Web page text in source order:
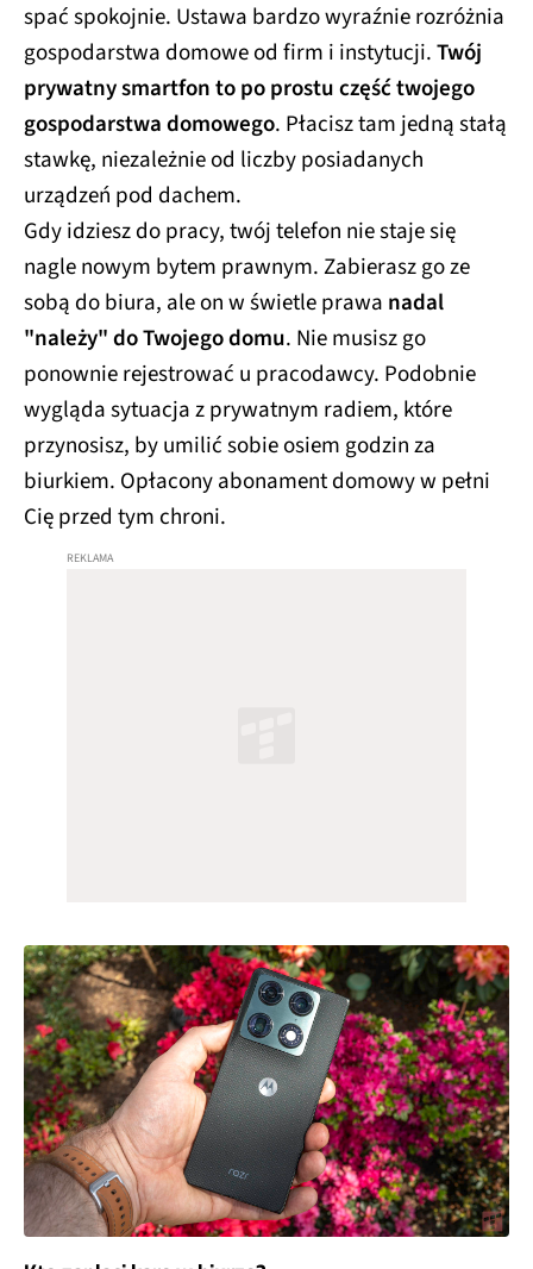
spać spokojnie. Ustawa bardzo wyraźnie rozróżnia
gospodarstwa domowe od firm i instytucji.Twój
prywatny smartfon to po prostu część twojego
gospodarstwa domowego. Płacisz tam jedną stałą
stawkę, niezależnie od liczby posiadanych
urządzeń pod dachem.
Gdy idziesz do pracy, twój telefon nie staje się
nagle nowym bytem prawnym. Zabierasz go ze
sobą do biura, ale on w świetle prawa nadal
"należy" do Twojego domu. Nie musisz go
ponownie rejestrować u pracodawcy. Podobnie
wygląda sytuacja z prywatnym radiem, które
przynosisz, by umilić sobie osiem godzin za
biurkiem. Opłacony abonament domowy w pełni
Cię przed tym chroni.